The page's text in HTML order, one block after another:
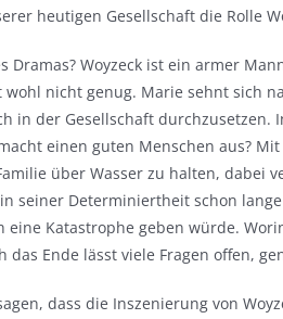
heutigen Gesellschaft die Rolle
Dramas? Woyzeck ist ein armer
nicht genug. Marie sehnt sich
in der Gesellschaft durchzusetzen.
einen guten Menschen aus?
über Wasser zu halten, dabei
seiner Determiniertheit schon
eine Katastrophe geben würde.
das Ende lässt viele Fragen offen,
dass die Inszenierung von